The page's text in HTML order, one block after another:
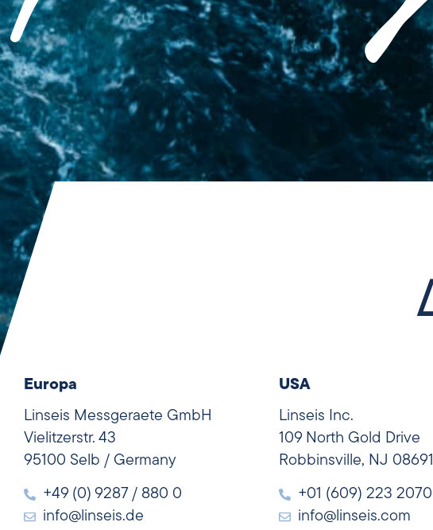
Europa
Linseis Messgeraete GmbH
Vielitzerstr. 43
95100 Selb / Germany
+49 (0) 9287 / 880 0
info@linseis.de
USA
Linseis Inc.
109 North Gold Drive
Robbinsville, NJ 08691
+01 (609) 223 2070
info@linseis.com